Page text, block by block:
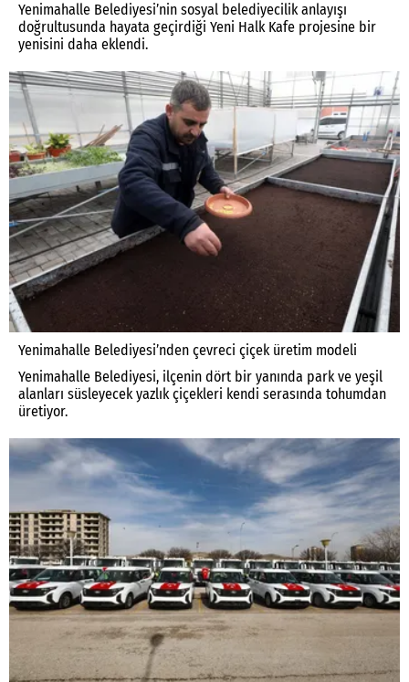
Yenimahalle Belediyesi’nin sosyal belediyecilik anlayışı
doğrultusunda hayata geçirdiği Yeni Halk Kafe projesine bir
yenisini daha eklendi.
Yenimahalle Belediyesi’nden çevreci çiçek üretim modeli
Yenimahalle Belediyesi, ilçenin dört bir yanında park ve yeşil
alanları süsleyecek yazlık çiçekleri kendi serasında tohumdan
üretiyor.